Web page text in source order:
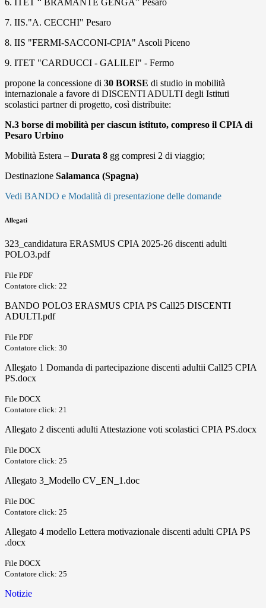
6. ITET “ BRAMANTE GENGA” Pesaro
7. IIS."A. CECCHI" Pesaro
8. IIS "FERMI-SACCONI-CPIA" Ascoli Piceno
9. ITET "CARDUCCI - GALILEI" - Fermo
propone la concessione di 30 BORSE di studio in mobilità
internazionale a favore di DISCENTI ADULTI degli Istituti
scolastici partner di progetto, così distribuite:
N.3 borse di mobilità per ciascun istituto, compreso il CPIA di
Pesaro Urbino
Mobilità Estera – Durata 8 gg compresi 2 di viaggio;
Destinazione Salamanca (Spagna)
Vedi BANDO e Modalità di presentazione delle domande
Allegati
323_candidatura ERASMUS CPIA 2025-26 discenti adulti
POLO3.pdf
File PDF
Contatore click: 22
BANDO POLO3 ERASMUS CPIA PS Call25 DISCENTI
ADULTI.pdf
File PDF
Contatore click: 30
Allegato 1 Domanda di partecipazione discenti adultii Call25 CPIA
PS.docx
File DOCX
Contatore click: 21
Allegato 2 discenti adulti Attestazione voti scolastici CPIA PS.docx
File DOCX
Contatore click: 25
Allegato 3_Modello CV_EN_1.doc
File DOC
Contatore click: 25
Allegato 4 modello Lettera motivazionale discenti adulti CPIA PS
.docx
File DOCX
Contatore click: 25
Notizie